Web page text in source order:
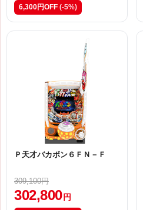
6,300円OFF (-5%)
Ｐ天才バカボン６ＦＮ－Ｆ
309,100円
302,800 円